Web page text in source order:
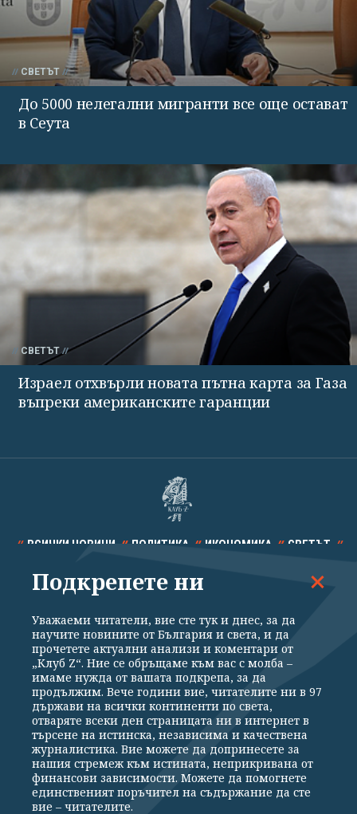
СВЕТЪТ
До 5000 нелегални мигранти все още остават
в Сеута
СВЕТЪТ
Израел отхвърли новата пътна карта за Газа
въпреки американските гаранции
ВСИЧКИ НОВИНИ ПОЛИТИКА ИКОНОМИКА СВЕТЪТ
СПОРТ КУЛТУРА ТЕХНОЛОГИИ КАЛЕЙДОСКОП
Общи условия
Политика за поверителност
Реклама
Партньори Контакти
За Клуб Z
Екип
Подкрепете ни
Издател на www.clubz.bg е „Клуб Зебра Медия“ ЕООД, София, ул. "Алеко
Константинов" 3. Всички права запазени 2026 „Клуб Зебра Медия“
Подкрепете ни
Уважаеми читатели, вие сте тук и днес, за да
научите новините от България и света, и да
прочетете актуални анализи и коментари от
„Клуб Z“. Ние се обръщаме към вас с молба –
имаме нужда от вашата подкрепа, за да
продължим. Вече години вие, читателите ни в 97
държави на всички континенти по света,
отваряте всеки ден страницата ни в интернет в
търсене на истинска, независима и качествена
журналистика. Вие можете да допринесете за
нашия стремеж към истината, неприкривана от
финансови зависимости. Можете да помогнете
единственият поръчител на съдържание да сте
вие – читателите.